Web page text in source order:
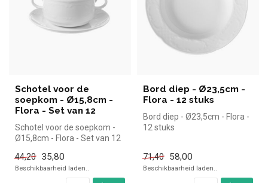
Schotel voor de
soepkom - Ø15,8cm -
Flora - Set van 12
Schotel voor de soepkom -
Ø15,8cm - Flora - Set van 12
44,20
35,80
Beschikbaarheid laden..
Bord diep - Ø23,5cm -
Flora - 12 stuks
Bord diep - Ø23,5cm - Flora -
12 stuks
71,40 58,00
Beschikbaarheid laden..